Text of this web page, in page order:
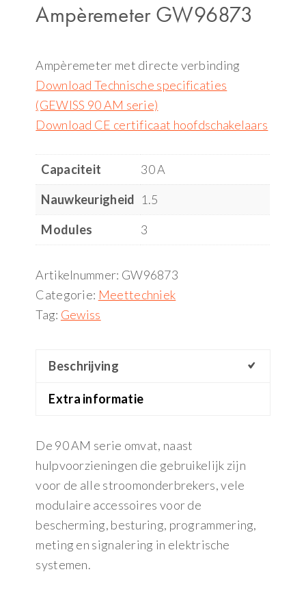
Ampèremeter GW96873
Ampèremeter met directe verbinding
Download Technische specificaties
(GEWISS 90 AM serie)
Download CE certificaat hoofdschakelaars
Capaciteit
30 A
Nauwkeurigheid 1.5
Modules
3
Artikelnummer: GW96873
Categorie: Meettechniek
Tag: Gewiss
Beschrijving
Extra informatie
De 90 AM serie omvat, naast
hulpvoorzieningen die gebruikelijk zijn
voor de alle stroomonderbrekers, vele
modulaire accessoires voor de
bescherming, besturing, programmering,
meting en signalering in elektrische
systemen.